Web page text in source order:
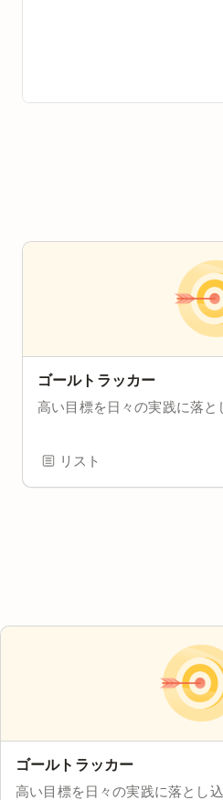
ゴールトラッカー
高い目標を日々の実践に落と
リスト
ゴールトラッカー
高い目標を日々の実践に落とし